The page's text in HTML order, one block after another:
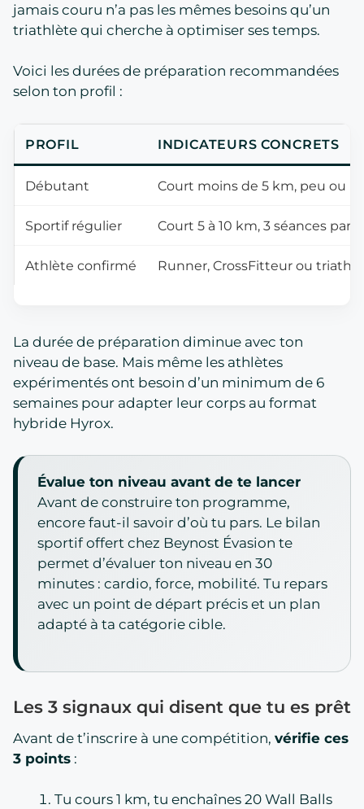
jamais couru n’a pas les mêmes besoins qu’un
triathlète qui cherche à optimiser ses temps.
Voici les durées de préparation recommandées
selon ton profil :
PROFIL INDICATEURS CONCRETS
Débutant Court moins de 5 km, peu ou
Sportif régulier Court 5 à 10 km, 3 séances par
Athlète confirmé Runner, CrossFitteur ou
La durée de préparation diminue avec ton
niveau de base. Mais même les athlètes
expérimentés ont besoin d’un minimum de 6
semaines pour adapter leur corps au format
hybride Hyrox.
Évalue ton niveau avant de te lancer
Avant de construire ton programme,
encore faut-il savoir d’où tu pars. Le bilan
sportif offert chez Beynost Évasion te
permet d’évaluer ton niveau en 30
minutes : cardio, force, mobilité. Tu repars
avec un point de départ précis et un plan
adapté à ta catégorie cible.
Les 3 signaux qui disent que tu es prêt
Avant de t’inscrire à une compétition, vérifie ces
3 points :
Tu cours 1 km, tu enchaînes 20 Wall Balls